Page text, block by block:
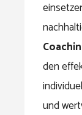
den
und